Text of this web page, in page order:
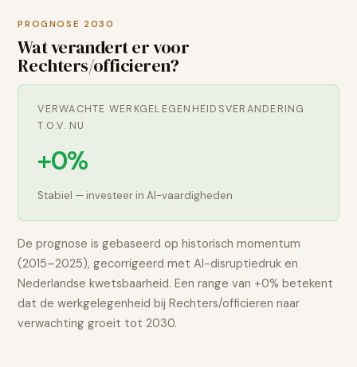
PROGNOSE 2030
Wat verandert er voor
Rechters/officieren?
VERWACHTE WERKGELEGENHEIDSVERANDERING
T.O.V. NU
+0%
Stabiel — investeer in AI-vaardigheden
De prognose is gebaseerd op historisch momentum
(2015–2025), gecorrigeerd met AI-disruptiedruk en
Nederlandse kwetsbaarheid. Een range van +0% betekent
dat de werkgelegenheid bijRechters/officieren naar
verwachtinggroeit tot 2030.